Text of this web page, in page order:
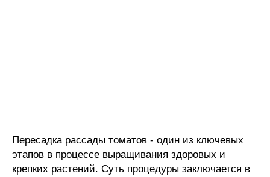
Пересадка рассады томатов - один из ключевых
этапов в процессе выращивания здоровых и
крепких растений. Суть процедуры заключается в